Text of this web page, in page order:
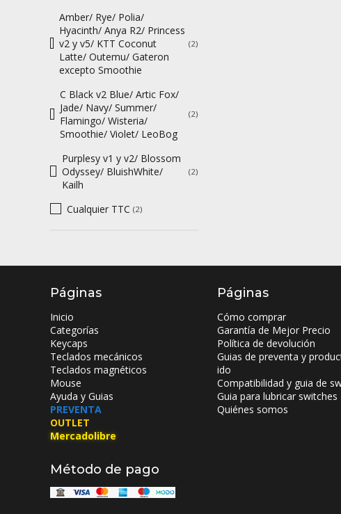
Amber/ Rye/ Polia/
Hyacinth/ Anya R2/ Princess
v2 y v5/ KTT Coconut
Latte/ Outemu/ Gateron
excepto Smoothie
(2)
C Black v2 Blue/ Artic Fox/
Jade/ Navy/ Summer/
Flamingo/ Wisteria/
Smoothie/ Violet/ LeoBog
(2)
Purplesy v1 y v2/ Blossom
Odyssey/ BluishWhite/
Kailh
(2)
Cualquier TTC (2)
Páginas
Inicio
Categorías
Keycaps
Teclados mecánicos
Teclados magnéticos
Mouse
Ayuda y Guias
PREVENTA
OUTLET
Mercadolibre
Páginas
Cómo comprar
Garantía de Mejor Precio
Política de devolución
Guias de preventa y
ido
Compatibilidad y guia de
Guia para lubricar switches
Quiénes somos
Método de pago